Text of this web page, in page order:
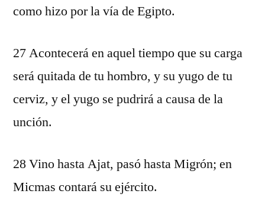
como hizo por la vía de Egipto.
27 Acontecerá en aquel tiempo que su carga
será quitada de tu hombro, y su yugo de tu
cerviz, y el yugo se pudrirá a causa de la
unción.
28 Vino hasta Ajat, pasó hasta Migrón; en
Micmas contará su ejército.